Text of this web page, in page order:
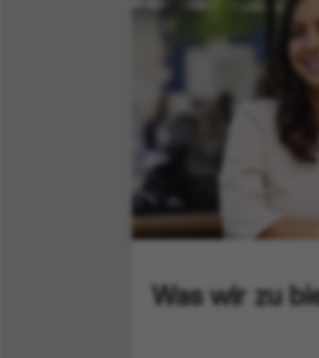
Was wir zu